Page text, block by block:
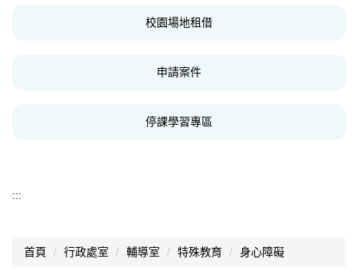
校園場地租借
申請案件
停課學習專區
:::
首頁 行政處室 輔導室 特殊教育 身心障礙